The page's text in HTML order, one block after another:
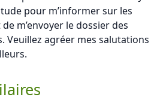
pour m’informer sur les
m’envoyer le dossier des
Veuillez agréer mes salutations